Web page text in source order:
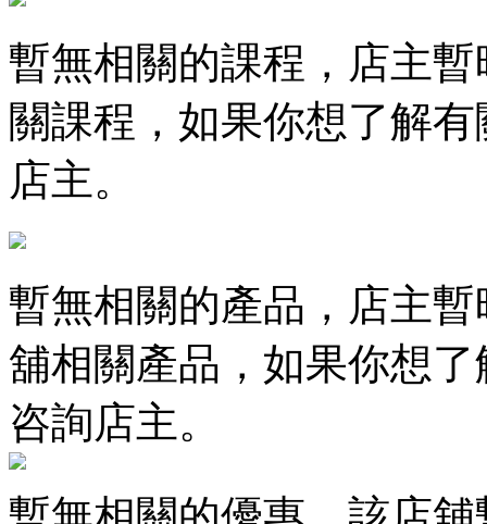
暫無相關的課程，店主
關課程，如果你想了解
店主。
暫無相關的產品，店主
舖相關產品，如果你想
咨詢店主。